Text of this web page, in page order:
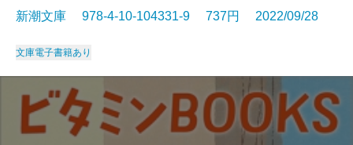
新潮文庫 978-4-10-104331-9 737円 2022/09/28
文庫電子書籍あり